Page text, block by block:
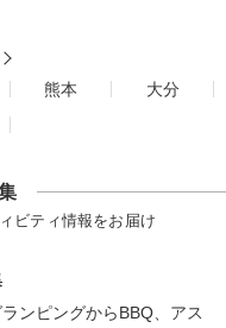
熊本
大分
ビティ情報をお届け
ンピングからBBQ、アス